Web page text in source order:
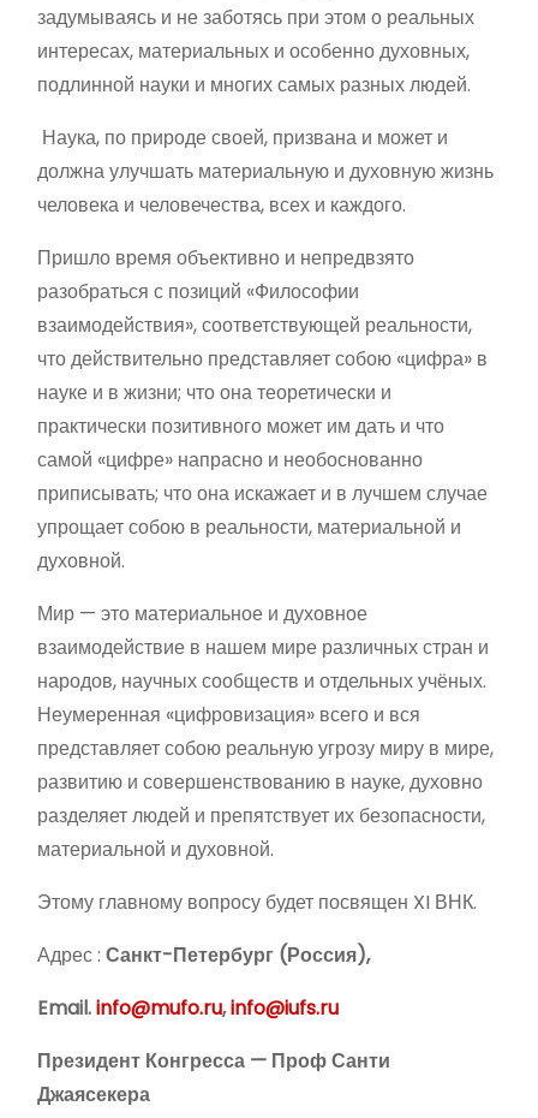
задумываясь и не заботясь при этом о реальных
интересах, материальных и особенно духовных,
подлинной науки и многих самых разных людей.
Наука, по природе своей, призвана и может и
должна улучшать материальную и духовную жизнь
человека и человечества, всех и каждого.
Пришло время объективно и непредвзято
разобраться с позиций «Философии
взаимодействия», соответствующей реальности,
что действительно представляет собою «цифра» в
науке и в жизни; что она теоретически и
практически позитивного может им дать и что
самой «цифре» напрасно и необоснованно
приписывать; что она искажает и в лучшем случае
упрощает собою в реальности, материальной и
духовной.
Мир — это материальное и духовное
взаимодействие в нашем мире различных стран и
народов, научных сообществ и отдельных учёных.
Неумеренная «цифровизация» всего и вся
представляет собою реальную угрозу миру в мире,
развитию и совершенствованию в науке, духовно
разделяет людей и препятствует их безопасности,
материальной и духовной.
Этому главному вопросу будет посвящен XI ВНК.
Адрес : Санкт-Петербург (Россия),
Email.info@mufo.ru,info@iufs.ru
Президент Конгресса — Проф Санти
Джаясекера